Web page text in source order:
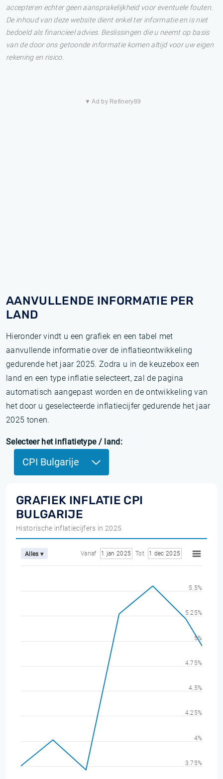
accepteren echter geen aansprakelijkheid voor eventuele fouten.
De inhoud van deze website dient enkel ter informatie en is niet
bedoeld als financieel advies. Beslissingen die u neemt op basis
van de door ons getoonde informatie komen altijd voor uw eigen
rekening en risico.
▼ Ad by Refinery89
AANVULLENDE INFORMATIE PER
LAND
Hieronder vindt u een grafiek en een tabel met
aanvullende informatie over de inflatieontwikkeling
gedurende het jaar 2025. Zodra u in de keuzebox een
land en een type inflatie selecteert, zal de pagina
automatisch aangepast worden en de ontwikkeling van
het door u geselecteerde inflatiecijfer gedurende het jaar
2025 tonen.
Selecteer het inflatietype / land:
CPI Bulgarije
GRAFIEK INFLATIE CPI
BULGARIJE
Historische inflatiecijfers in 2025
Alles ▾ Vanaf 1 jan 2025 Tot 1 dec 2025
3.75%
4%
4.25%
4.5%
4.75%
5%
5.25%
5.5%